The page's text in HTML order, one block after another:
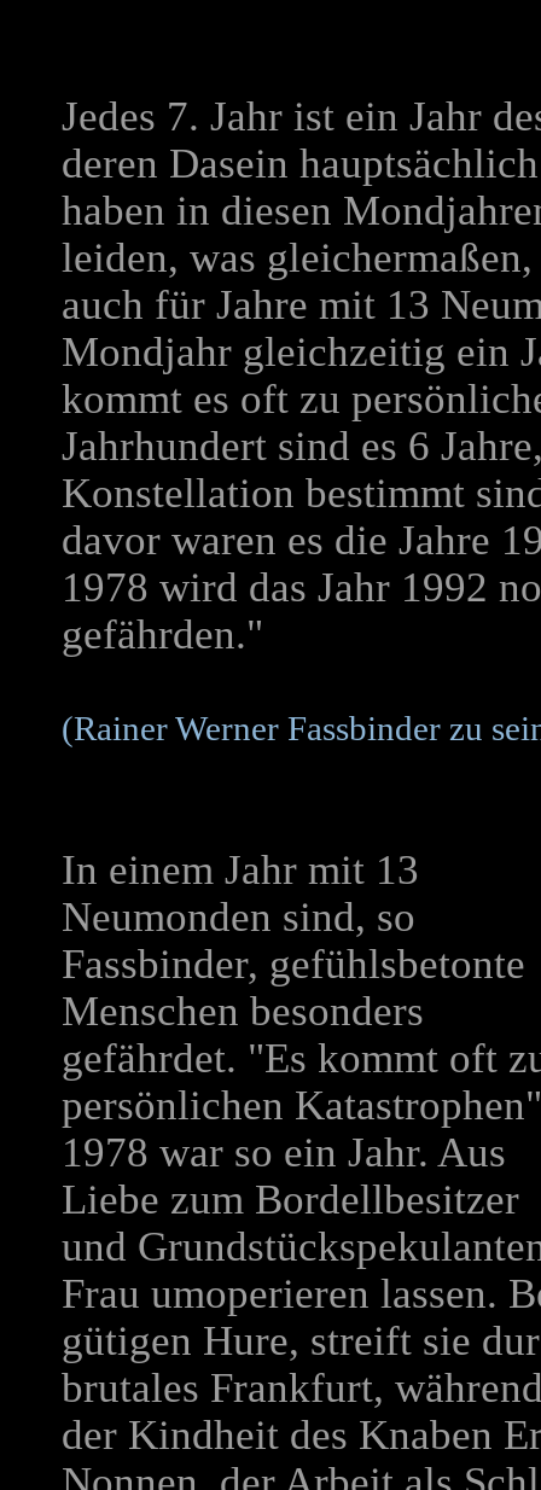
Jedes 7. Jahr ist ein Jahr
deren Dasein
haben in diesen
leiden, was
auch für Jahre mit 13
Mondjahr gleichzeitig ein
kommt es oft zu
Jahrhundert sind es 6
Konstellation bestimmt
davor waren es die Jahre
1978 wird das Jahr 1992
gefährden."
(Rainer Werner Fassbinder zu
In einem Jahr mit 13
Neumonden sind, so
Fassbinder, gefühlsbetonte
Menschen besonders
gefährdet. "Es kommt oft
persönlichen
1978 war so ein Jahr. Aus
Liebe zum Bordellbesitzer
und
Frau umoperieren lassen.
gütigen Hure, streift sie
brutales Frankfurt,
der Kindheit des Knaben